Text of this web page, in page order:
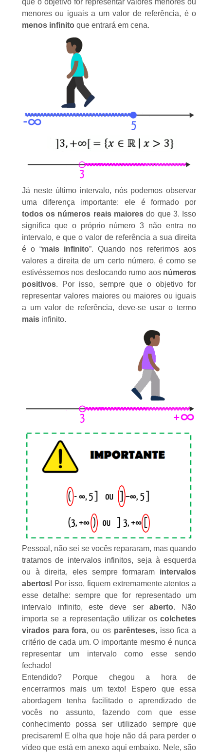
que o objetivo for representar valores menores ou
menores ou iguais a um valor de referência, é o
menos infinitoque entrará em cena.
Já neste último intervalo, nós podemos observar
uma diferença importante: ele é formado por
todos os números reais maioresdo que 3. Isso
significa que o próprio número 3 não entra no
intervalo, e que o valor de referência a sua direita
é o “mais infinito”. Quando nos referimos aos
valores a direita de um certo número, é como se
estivéssemos nos deslocando rumo aos números
positivos. Por isso, sempre que o objetivo for
representar valores maiores ou maiores ou iguais
a um valor de referência, deve-se usar o termo
maisinfinito.
Pessoal, não sei se vocês repararam, mas quando
tratamos de intervalos infinitos, seja à esquerda
ou à direita, eles sempre formaram intervalos
abertos! Por isso, fiquem extremamente atentos a
esse detalhe: sempre que for representado um
intervalo infinito, este deve seraberto. Não
importa se a representação utilizar oscolchetes
virados para fora, ou os parênteses, isso fica a
critério de cada um. O importante mesmo é nunca
representar um intervalo como esse sendo
fechado!
Entendido? Porque chegou a hora de
encerrarmos mais um texto! Espero que essa
abordagem tenha facilitado o aprendizado de
vocês no assunto, fazendo com que esse
conhecimento possa ser utilizado sempre que
precisarem! E olha que hoje não dá para perder o
vídeo que está em anexo aqui embaixo. Nele, são